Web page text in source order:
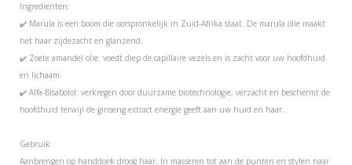
Ingrediënten:
✔️ Marula is een boom die oorspronkelijk in Zuid-Afrika staat. De marula olie maakt
het haar zijdezacht en glanzend.
✔️ Zoete amandel olie: voedt diep de capillaire vezels en is zacht voor uw hoofdhuid
en lichaam.
✔️ Alfa-Bisabolol: verkregen door duurzame biotechnologie, verzacht en beschermt de
hoofdhuid terwijl de ginseng extract energie geeft aan uw huid en haar.
Gebruik:
Aanbrengen op handdoek droog haar. In masseren tot aan de punten en stylen naar